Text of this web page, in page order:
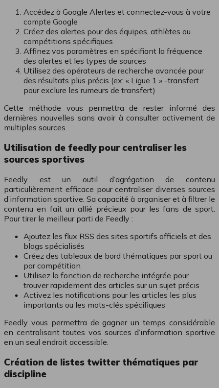
Accédez à Google Alertes et connectez-vous à votre
compte Google
Créez des alertes pour des équipes, athlètes ou
compétitions spécifiques
Affinez vos paramètres en spécifiant la fréquence
des alertes et les types de sources
Utilisez des opérateurs de recherche avancée pour
des résultats plus précis (ex: « Ligue 1 » -transfert
pour exclure les rumeurs de transfert)
Cette méthode vous permettra de rester informé des
dernières nouvelles sans avoir à consulter activement de
multiples sources.
Utilisation de feedly pour centraliser les
sources sportives
Feedly est un outil d’agrégation de contenu
particulièrement efficace pour centraliser diverses sources
d’information sportive. Sa capacité à organiser et à filtrer le
contenu en fait un allié précieux pour les fans de sport.
Pour tirer le meilleur parti de Feedly :
Ajoutez les flux RSS des sites sportifs officiels et des
blogs spécialisés
Créez des tableaux de bord thématiques par sport ou
par compétition
Utilisez la fonction de recherche intégrée pour
trouver rapidement des articles sur un sujet précis
Activez les notifications pour les articles les plus
importants ou les mots-clés spécifiques
Feedly vous permettra de gagner un temps considérable
en centralisant toutes vos sources d’information sportive
en un seul endroit accessible.
Création de listes twitter thématiques par
discipline